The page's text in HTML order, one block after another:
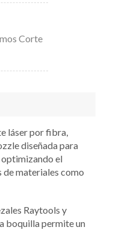
Corte
láser por fibra,
diseñada para
el
materiales como
Raytools y
boquilla permite un